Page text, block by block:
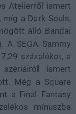
Atelierről ismert
a Dark Souls,
álló Bandai
A SEGA Sammy
százalékot, a
ismert
Még a Square
a Final Fantasy
mínuszba